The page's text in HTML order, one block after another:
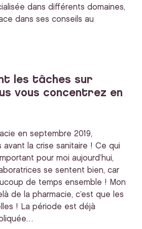
dans différents domaines,
dans ses conseils au
les tâches sur
vous concentrez en
en septembre 2019,
avant la crise sanitaire ! Ce qui
pour moi aujourd’hui,
se sentent bien, car
de temps ensemble ! Mon
de la pharmacie, c’est que les
! La période est déjà